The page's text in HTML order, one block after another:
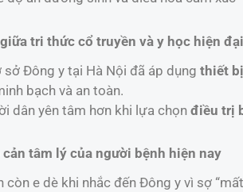
tri thức cổ truyền và y học hiện đại
sở Đông y tại Hà Nội đã áp dụng thiết
bạch và an toàn.
dân yên tâm hơn khi lựa chọn điều trị
tâm lý của người bệnh hiện nay
e dè khi nhắc đến Đông y vì sợ